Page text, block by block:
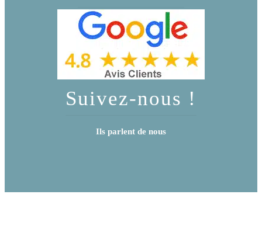
Suivez-nous !
Ils parlent de nous